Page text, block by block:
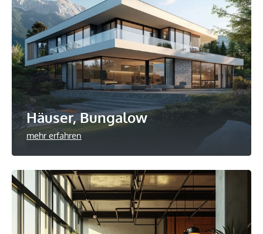
Häuser, Bungalow
mehr erfahren